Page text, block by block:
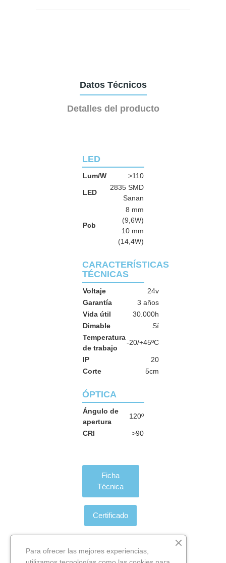
Datos Técnicos
Detalles del producto
LED
Lum/W >110
LED
2835 SMD
Sanan
Pcb
8 mm
(9,6W)
10 mm
(14,4W)
CARACTERÍSTICAS
TÉCNICAS
Voltaje
24v
Garantía
3 años
Vida útil
30.000h
Dimable
Sí
Temperatura
de trabajo
-20/+45ºC
IP
20
Corte
5cm
ÓPTICA
Ángulo de
apertura
120º
CRI >90
Ficha
Técnica
Certificado
Para ofrecer las mejores experiencias,